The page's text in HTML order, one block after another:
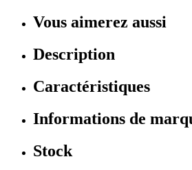
Vous aimerez aussi
Description
Caractéristiques
Informations de
Stock